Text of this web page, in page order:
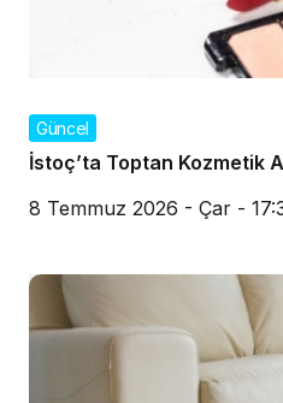
Güncel
İstoç’ta Toptan Kozmetik
8 Temmuz 2026 - Çar -